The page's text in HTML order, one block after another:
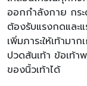
ออกกำลังกาย กระ
ต้องรับแรงกดและ
เพิ่มภาระให้เท้ามา
ปวดส้นเท้า ข้อเท้
ของนิ้วเท้าได้